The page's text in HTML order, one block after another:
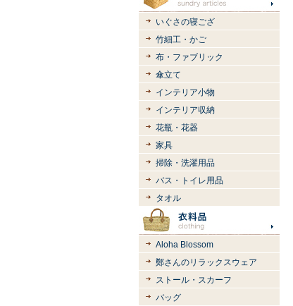
いぐさの寝ござ
竹細工・かご
布・ファブリック
傘立て
インテリア小物
インテリア収納
花瓶・花器
家具
掃除・洗濯用品
バス・トイレ用品
タオル
Aloha Blossom
鄭さんのリラックスウェア
ストール・スカーフ
バッグ